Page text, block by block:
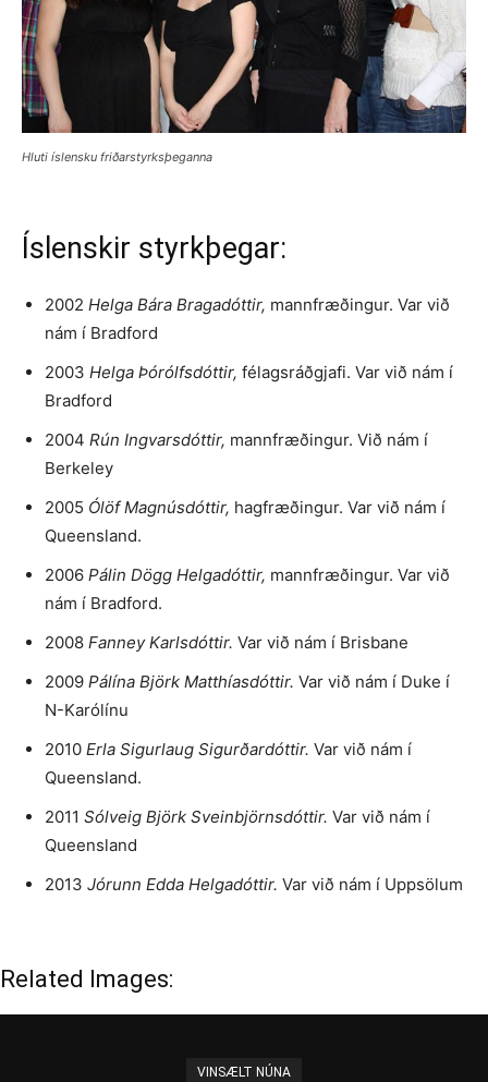
Hluti íslensku friðarstyrksþeganna
Íslenskir styrkþegar:
2002 Helga Bára Bragadóttir, mannfræðingur. Var við
nám í Bradford
2003 Helga Þórólfsdóttir, félagsráðgjafi. Var við nám í
Bradford
2004 Rún Ingvarsdóttir, mannfræðingur. Við nám í
Berkeley
2005 Ólöf Magnúsdóttir, hagfræðingur. Var við nám í
Queensland.
2006 Pálin Dögg Helgadóttir, mannfræðingur. Var við
nám í Bradford.
2008 Fanney Karlsdóttir. Var við nám í Brisbane
2009 Pálína Björk Matthíasdóttir. Var við nám í Duke í
N-Karólínu
2010 Erla Sigurlaug Sigurðardóttir. Var við nám í
Queensland.
2011 Sólveig Björk Sveinbjörnsdóttir. Var við nám í
Queensland
2013 Jórunn Edda Helgadóttir. Var við nám í Uppsölum
Related Images:
VINSÆLT NÚNA